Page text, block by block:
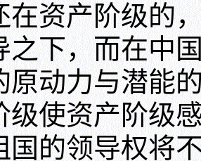
在资产阶级的
之下，而在中
原动力与潜能
级使资产阶级
国的领导权将